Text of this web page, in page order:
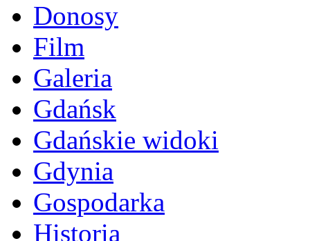
Donosy
Film
Galeria
Gdańsk
Gdańskie widoki
Gdynia
Gospodarka
Historia